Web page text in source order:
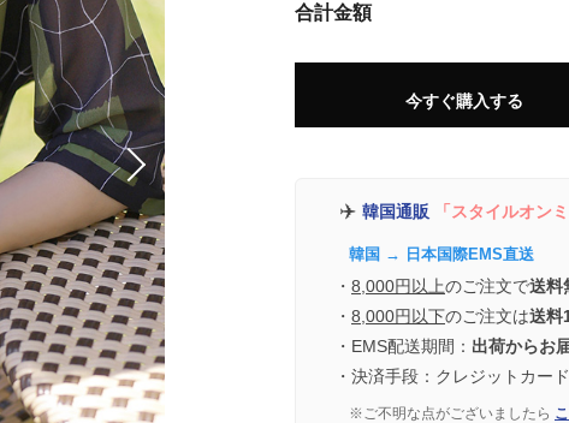
合計金額
今すぐ購入する
✈️ 韓国通販 「スタイルオンミ
韓国 → 日本国際EMS直送
・ 8,000円以上のご注文で送料
・ 8,000円以下のご注文は送料
・EMS配送期間： 出荷からお
・決済手段：クレジットカー
※ご不明な点がございましたら